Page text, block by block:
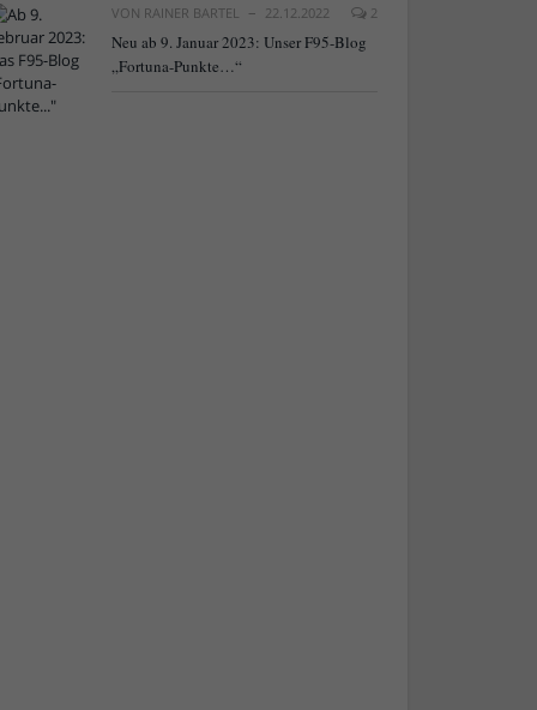
VON RAINER BARTEL 22.12.2022 2
Neu ab 9. Januar 2023: Unser F95-Blog
„Fortuna-Punkte…“